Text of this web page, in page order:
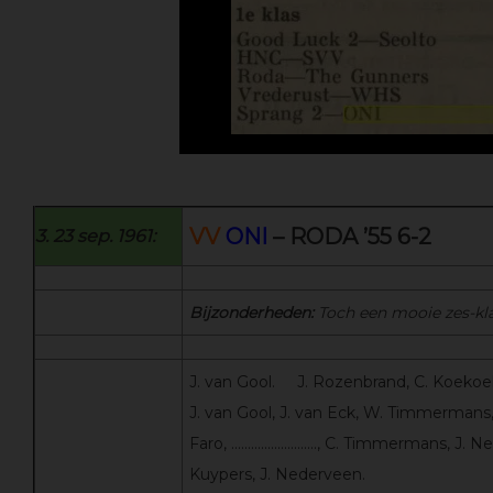
3. 23 sep. 1961: VV ONI – RODA ’55 6-2
Bijzonderheden: Toch een mooie zes-
J. van Gool. J. Rozenbrand, C.
J. van Gool, J. van Eck, W.
Faro, …………………….., C. Timmermans, J.
Kuypers, J. Nederveen.